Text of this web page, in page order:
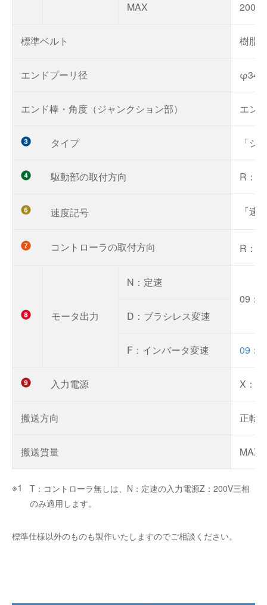
MAX 200
標準ベルト 樹脂
エンドプーリ径 φ34
エンド棒・角度（ジャンクション部） エン
タイプ 「ジ
駆動部の取付方向 R：
速度記号 「速
コントローラの取付方向 R：
モータ出力
N：定速
09：
D：ブラシレス変速
F：インバータ変速 09：
入力電源 X：
搬送方向 正転
搬送質量
T：コントローラ無しは、N：定速の入力電源Z：200V三相
のみ適用します。
標準仕様以外のものも製作いたしますのでご相談ください。